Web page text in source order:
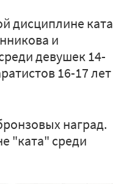
дисциплине ката
и
девушек 14-
16-17 лет
наград.
"ката" среди